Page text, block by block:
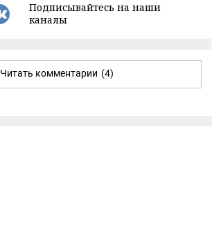
Подписывайтесь на наши
каналы
Читать комментарии (4)